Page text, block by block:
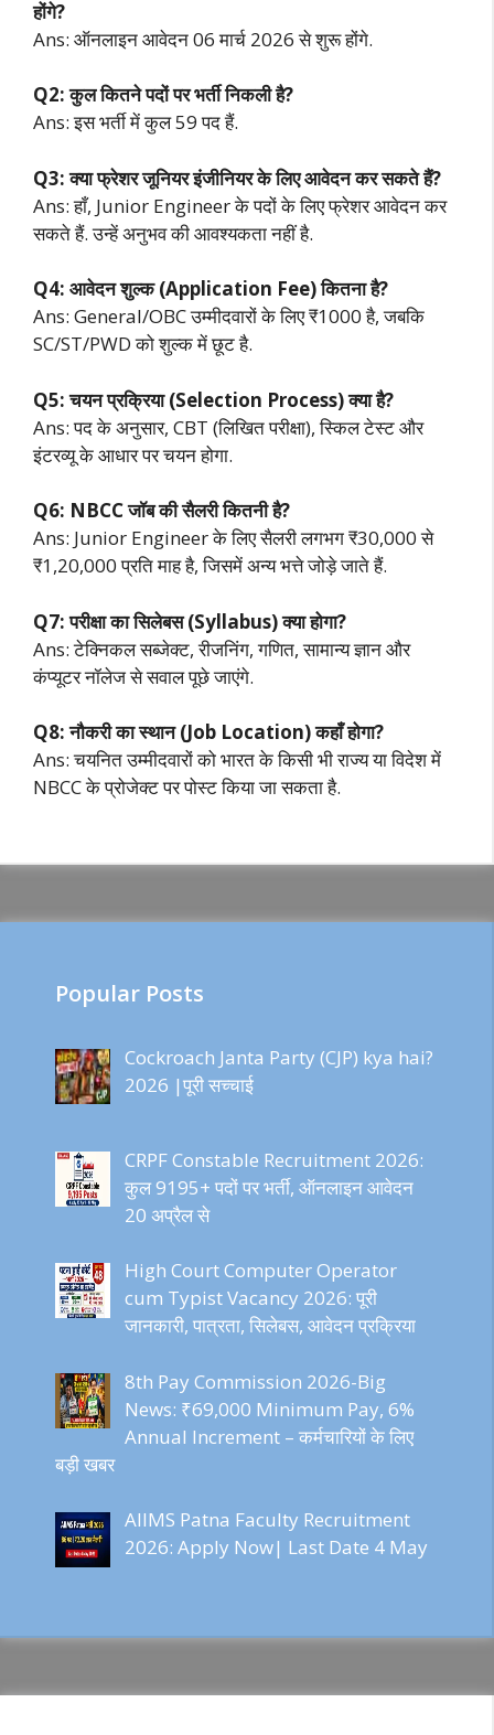
होंगे?
Ans: ऑनलाइन आवेदन 06 मार्च 2026 से शुरू होंगे.
Q2: कुल कितने पदों पर भर्ती निकली है?
Ans: इस भर्ती में कुल 59 पद हैं.
Q3: क्या फ्रेशर जूनियर इंजीनियर के लिए आवेदन कर सकते हैं?
Ans: हाँ, Junior Engineer के पदों के लिए फ्रेशर आवेदन कर
सकते हैं. उन्हें अनुभव की आवश्यकता नहीं है.
Q4: आवेदन शुल्क (Application Fee) कितना है?
Ans: General/OBC उम्मीदवारों के लिए ₹1000 है, जबकि
SC/ST/PWD को शुल्क में छूट है.
Q5: चयन प्रक्रिया (Selection Process) क्या है?
Ans: पद के अनुसार, CBT (लिखित परीक्षा), स्किल टेस्ट और
इंटरव्यू के आधार पर चयन होगा.
Q6: NBCC जॉब की सैलरी कितनी है?
Ans: Junior Engineer के लिए सैलरी लगभग ₹30,000 से
₹1,20,000 प्रति माह है, जिसमें अन्य भत्ते जोड़े जाते हैं.
Q7: परीक्षा का सिलेबस (Syllabus) क्या होगा?
Ans: टेक्निकल सब्जेक्ट, रीजनिंग, गणित, सामान्य ज्ञान और
कंप्यूटर नॉलेज से सवाल पूछे जाएंगे.
Q8: नौकरी का स्थान (Job Location) कहाँ होगा?
Ans: चयनित उम्मीदवारों को भारत के किसी भी राज्य या विदेश में
NBCC के प्रोजेक्ट पर पोस्ट किया जा सकता है.
Popular Posts
Cockroach Janta Party (CJP) kya hai?
2026 |पूरी सच्चाई
CRPF Constable Recruitment 2026:
कुल 9195+ पदों पर भर्ती, ऑनलाइन आवेदन
20 अप्रैल से
High Court Computer Operator
cum Typist Vacancy 2026: पूरी
जानकारी, पात्रता, सिलेबस, आवेदन प्रक्रिया
8th Pay Commission 2026-Big
News: ₹69,000 Minimum Pay, 6%
Annual Increment – कर्मचारियों के लिए
बड़ी खबर
AIIMS Patna Faculty Recruitment
2026: Apply Now| Last Date 4 May